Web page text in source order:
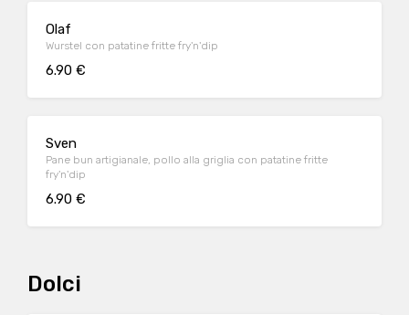
Olaf
Wurstel con patatine fritte fry'n'dip
6.90 €
Sven
Pane bun artigianale, pollo alla griglia con patatine fritte
fry'n'dip
6.90 €
Dolci